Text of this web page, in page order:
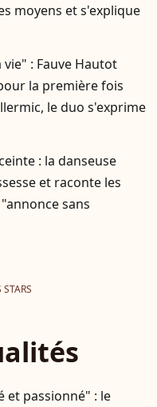
moyens et s'explique
: Fauve Hautot
la première fois
le duo s'exprime
: la danseuse
et raconte les
sans
et passionné" : le